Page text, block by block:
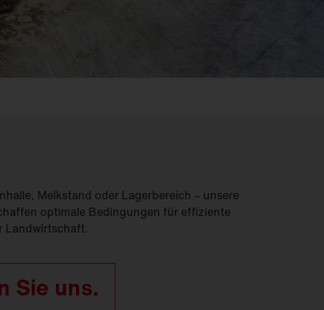
Melkstand oder Lagerbereich – unsere
optimale Bedingungen für effiziente
Landwirtschaft.
Sie uns.